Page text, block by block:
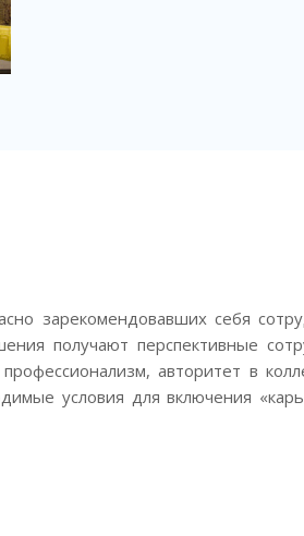
зарекомендовавших себя
получают перспективные
авторитет в
условия для включения